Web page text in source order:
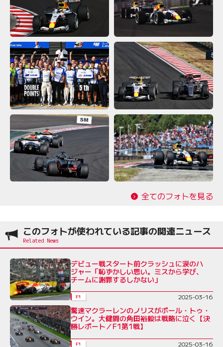
全てのフォトを見る
このフォトが使われている記事の関連ニュース
デビュー戦スタート前クラッシュに涙のハ
ジャー「恥ずかしい思い。ミスから学び、
チームに謝罪するしかない」
F1 2025-03-16
驚速マクラーレンのノリスがポール・トゥ・
ウイン。大健闘の角田裕毅は戦略に泣く【決
勝レポート／F1第1戦】
F1 2025-03-16